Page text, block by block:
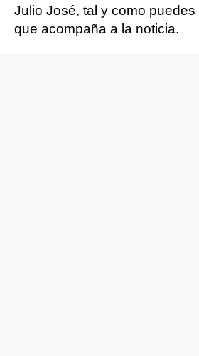
Julio José, tal y como
que acompaña a la noticia.